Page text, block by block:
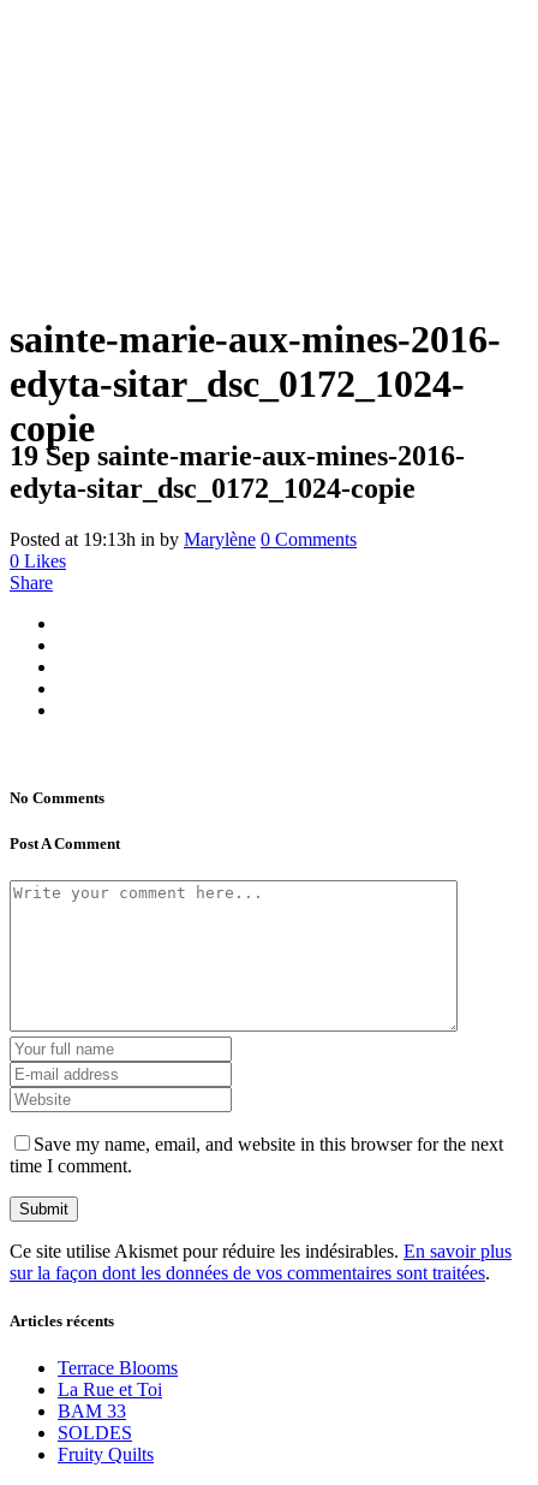
sainte-marie-aux-mines-2016-
edyta-sitar_dsc_0172_1024-
copie
19 Sep sainte-marie-aux-mines-2016-
edyta-sitar_dsc_0172_1024-copie
Posted at 19:13h in by Marylène 0 Comments
0 Likes
Share
No Comments
Post A Comment
Save my name, email, and website in this browser for the next
time I comment.
Ce site utilise Akismet pour réduire les indésirables. En savoir plus
sur la façon dont les données de vos commentaires sont traitées.
Articles récents
Terrace Blooms
La Rue et Toi
BAM 33
SOLDES
Fruity Quilts